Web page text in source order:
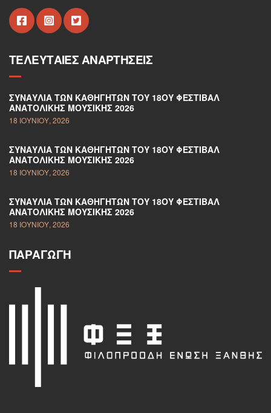
ΤΕΛΕΥΤΑΊΕΣ ΑΝΑΡΤΉΣΕΙΣ
ΣΥΝΑΥΛΊΑ ΤΩΝ ΚΑΘΗΓΗΤΏΝ ΤΟΥ 18ΟΥ ΦΕΣΤΙΒΆΛ
ΑΝΑΤΟΛΙΚΉΣ ΜΟΥΣΙΚΉΣ 2026
18 ΙΟΥΝΊΟΥ, 2026
ΣΥΝΑΥΛΊΑ ΤΩΝ ΚΑΘΗΓΗΤΏΝ ΤΟΥ 18ΟΥ ΦΕΣΤΙΒΆΛ
ΑΝΑΤΟΛΙΚΉΣ ΜΟΥΣΙΚΉΣ 2026
18 ΙΟΥΝΊΟΥ, 2026
ΣΥΝΑΥΛΊΑ ΤΩΝ ΚΑΘΗΓΗΤΏΝ ΤΟΥ 18ΟΥ ΦΕΣΤΙΒΆΛ
ΑΝΑΤΟΛΙΚΉΣ ΜΟΥΣΙΚΉΣ 2026
18 ΙΟΥΝΊΟΥ, 2026
ΠΑΡΑΓΩΓΉ